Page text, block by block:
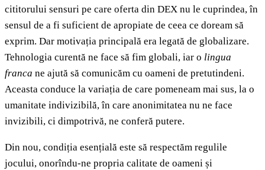
cititorului sensuri pe care oferta din DEX nu le cuprindea, în
sensul de a fi suficient de apropiate de ceea ce doream să
exprim. Dar motivația principală era legată de globalizare.
Tehnologia curentă ne face să fim globali, iar o lingua
franca ne ajută să comunicăm cu oameni de pretutindeni.
Aceasta conduce la variația de care pomeneam mai sus, la o
umanitate indivizibilă, în care anonimitatea nu ne face
invizibili, ci dimpotrivă, ne conferă putere.
Din nou, condiția esențială este să respectăm regulile
jocului, onorîndu-ne propria calitate de oameni și